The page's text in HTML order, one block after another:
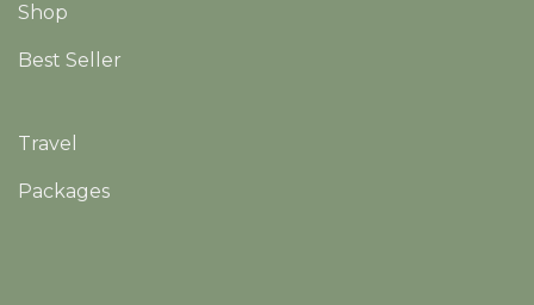
Shop
Best Seller
Travel
Packages